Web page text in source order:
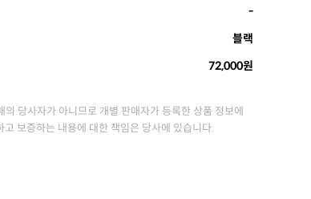
-
블랙
72,000원
당사자가 아니므로 개별 판매자가 등록한 상품 정보에
보증하는 내용에 대한 책임은 당사에 있습니다.